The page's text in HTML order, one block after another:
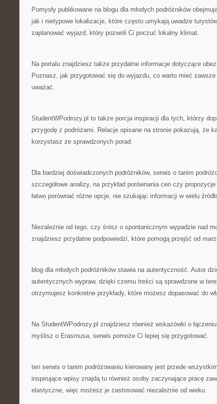
Pomysły publikowane na blogu dla młodych podróżników
jak i nietypowe lokalizacje, które często umykają uwadze
zaplanować wyjazd, który pozwoli Ci poczuć lokalny klimat.
Na portalu znajdziesz także przydatne informacje dotyczące
Poznasz, jak przygotować się do wyjazdu, co warto mieć
uważać.
StudentWPodrozy.pl to także porcja inspiracji dla tych, którzy
przygodę z podróżami. Relacje opisane na stronie pokazują, że
korzystasz ze sprawdzonych porad.
Dla bardziej doświadczonych podróżników, serwis o tanim
szczegółowe analizy, na przykład porównania cen czy
łatwo porównać różne opcje, nie szukając informacji w wielu
Niezależnie od tego, czy śnisz o spontanicznym wypadzie nad
znajdziesz przydatne podpowiedzi, które pomogą przejść od
blog dla młodych podróżników stawia na autentyczność. Autor
autentycznych wypraw, dzięki czemu treści są sprawdzone w
otrzymujesz konkretne przykłady, które możesz dopasować do
Na StudentWPodrozy.pl znajdziesz również wskazówki o
myślisz o Erasmusa, serwis pomoże Ci lepiej się przygotować.
ten serwis o tanim podróżowaniu kierowany jest przede
inspirujące wpisy znajdą tu również osoby zaczynające pracę
elastyczne, więc możesz je zastosować niezależnie od wieku.